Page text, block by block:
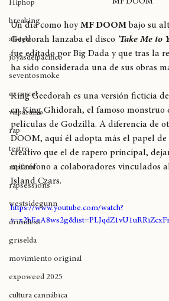
Hiphop
breaking
allstyle
joyasdelpacífico
seventosmoke
excarcel
valparaíso
rap
teatro
rapfem
rapsessions
westsidegunn
drumless
griselda
movimiento original
expoweed 2025
Un día como hoy MF DOOM bajo su
Geedorah lanzaba el disco 'Take Me to
fue editado por Big Dada y que tras la
King Geedorah es una versión ficticia
en King Ghidorah, el famoso monstruo
películas de Godzilla. A diferencia de
DOOM, aquí él adopta más el papel
creativo que el de rapero principal,
micrófono a colaboradores vinculados
https://www.youtube.com/watch?